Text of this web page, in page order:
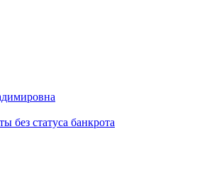
без статуса банкрота